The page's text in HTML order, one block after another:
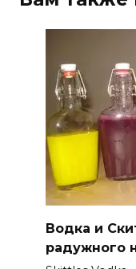
Водка и
радужного